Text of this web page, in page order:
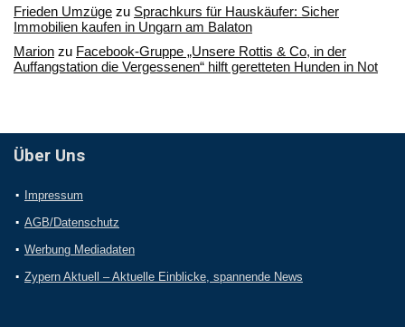
Frieden Umzüge zu Sprachkurs für Hauskäufer: Sicher
Immobilien kaufen in Ungarn am Balaton
Marion zu Facebook-Gruppe „Unsere Rottis & Co, in der
Auffangstation die Vergessenen“ hilft geretteten Hunden in Not
Über Uns
Impressum
AGB/Datenschutz
Werbung Mediadaten
Zypern Aktuell – Aktuelle Einblicke, spannende News